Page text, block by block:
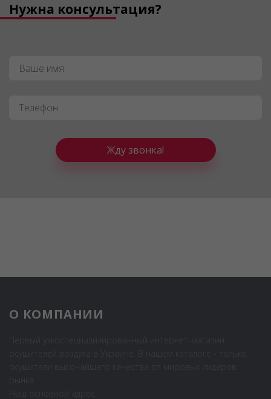
Нужна консультация?
Имя*
Телефон *
Жду звонка!
О КОМПАНИИ